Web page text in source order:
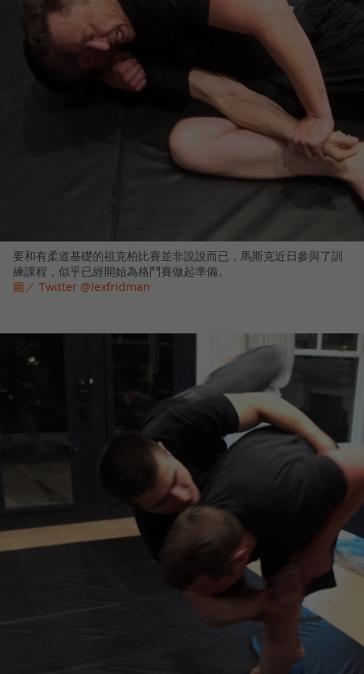
要和有柔道基礎的祖克柏比賽並非說說而已，馬斯克近日參與了訓
練課程，似乎已經開始為格鬥賽做起準備。
圖／ Twitter @lexfridman